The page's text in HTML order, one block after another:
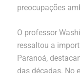
preocupações
O professor
ressaltou a
Paranoá,
das décadas. No